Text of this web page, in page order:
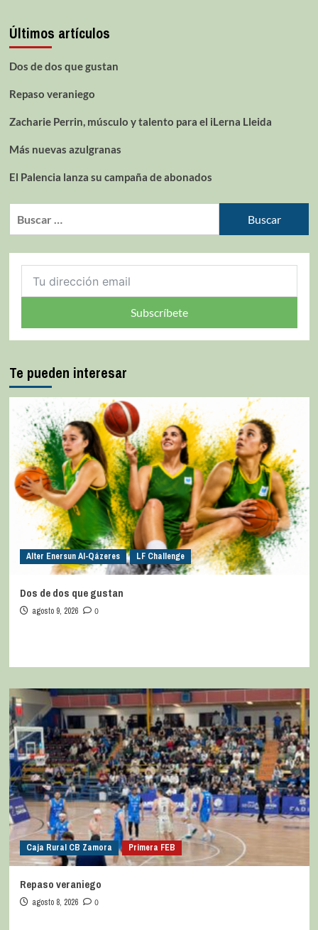
Últimos artículos
Dos de dos que gustan
Repaso veraniego
Zacharie Perrin, músculo y talento para el iLerna Lleida
Más nuevas azulgranas
El Palencia lanza su campaña de abonados
Subscríbete
Te pueden interesar
Alter Enersun Al-Qázeres LF Challenge
Dos de dos que gustan
agosto 9, 2026 0
Caja Rural CB Zamora Primera FEB
Repaso veraniego
agosto 8, 2026 0